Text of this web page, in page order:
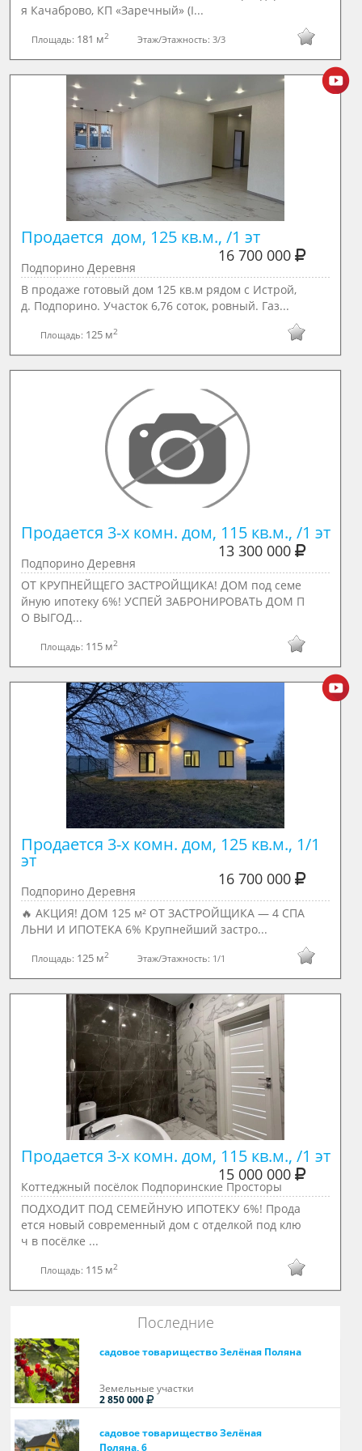
я Качаброво, КП «Заречный» (I...
Площадь: 181 м2 Этаж/Этажность: 3/3
Продается  дом, 125 кв.м., /1 эт
16 700 000
Подпорино Деревня
В продаже готовый дом 125 кв.м рядом с Истрой,
д. Подпорино. Участок 6,76 соток, ровный. Газ...
Площадь: 125 м2
Продается 3-х комн. дом, 115 кв.м., /1 эт
13 300 000
Подпорино Деревня
ОТ КРУПНЕЙЩЕГО ЗАСТРОЙЩИКА! ДОМ под семе
йную ипотеку 6%! УСПЕЙ ЗАБРОНИРОВАТЬ ДОМ П
О ВЫГОД...
Площадь: 115 м2
Продается 3-х комн. дом, 125 кв.м., 1/1
эт
16 700 000
Подпорино Деревня
🔥 АКЦИЯ! ДОМ 125 м² ОТ ЗАСТРОЙЩИКА — 4 СПА
ЛЬНИ И ИПОТЕКА 6% Крупнейший застро...
Площадь: 125 м2 Этаж/Этажность: 1/1
Продается 3-х комн. дом, 115 кв.м., /1 эт
15 000 000
Коттеджный посёлок Подпоринские Просторы
ПОДХОДИТ ПОД СЕМЕЙНУЮ ИПОТЕКУ 6%! Прода
ется новый современный дом c отделкой под клю
ч в посёлке ...
Площадь: 115 м2
Последние
садовое товарищество Зелёная Поляна
Земельные участки
2 850 000
садовое товарищество Зелёная
Поляна, 6